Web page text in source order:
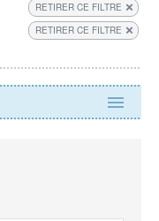
RETIRER CE FILTRE
RETIRER CE FILTRE